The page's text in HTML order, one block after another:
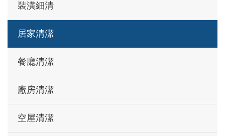
裝潢細清
居家清潔
餐廳清潔
廠房清潔
空屋清潔